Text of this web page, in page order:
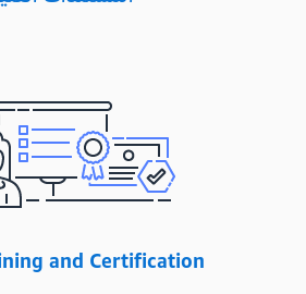
and Certification